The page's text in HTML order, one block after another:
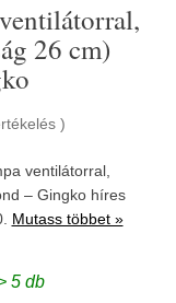
26 cm)
)
ventilátorral,
– Gingko híres
Mutass többet »
5 db